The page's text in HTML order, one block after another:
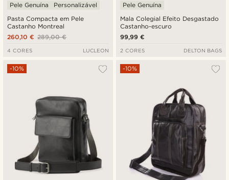
Pasta Compacta em Pele
Castanho Montreal
Pele Genuína Personalizável
289,00 €
260,10 €
4 CORES LUCLEON
Mala Colegial Efeito Desgastado
Castanho-escuro
Pele Genuína
99,99 €
2 CORES DELTON BAGS
-10% -10%